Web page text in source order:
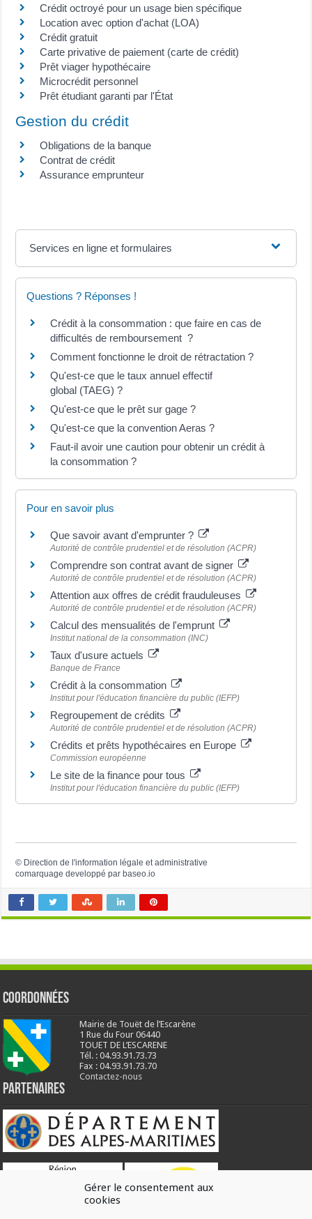
Gérer le consentement aux
cookies
Crédit octroyé pour un usage bien spécifique
Location avec option d'achat (LOA)
Crédit gratuit
Carte privative de paiement (carte de crédit)
Prêt viager hypothécaire
Microcrédit personnel
Prêt étudiant garanti par l'État
Gestion du crédit
Obligations de la banque
Contrat de crédit
Assurance emprunteur
Services en ligne et formulaires
Questions ? Réponses !
Crédit à la consommation : que faire en cas de
difficultés de remboursement ?
Comment fonctionne le droit de rétractation ?
Qu'est-ce que le taux annuel effectif
global (TAEG) ?
Qu'est-ce que le prêt sur gage ?
Qu'est-ce que la convention Aeras ?
Faut-il avoir une caution pour obtenir un crédit à
la consommation ?
Pour en savoir plus
Que savoir avant d'emprunter ?
Autorité de contrôle prudentiel et de résolution (ACPR)
Comprendre son contrat avant de signer
Autorité de contrôle prudentiel et de résolution (ACPR)
Attention aux offres de crédit frauduleuses
Autorité de contrôle prudentiel et de résolution (ACPR)
Calcul des mensualités de l'emprunt
Institut national de la consommation (INC)
Taux d'usure actuels
Banque de France
Crédit à la consommation
Institut pour l'éducation financière du public (IEFP)
Regroupement de crédits
Autorité de contrôle prudentiel et de résolution (ACPR)
Crédits et prêts hypothécaires en Europe
Commission européenne
Le site de la finance pour tous
Institut pour l'éducation financière du public (IEFP)
© Direction de l'information légale et administrative
comarquage developpé par baseo.io
Coordonnées
Mairie de Touët de l’Escarène
1 Rue du Four 06440
TOUET DE L’ESCARENE
Tél. : 04.93.91.73.73
Fax : 04.93.91.73.70
Contactez-nous
Partenaires